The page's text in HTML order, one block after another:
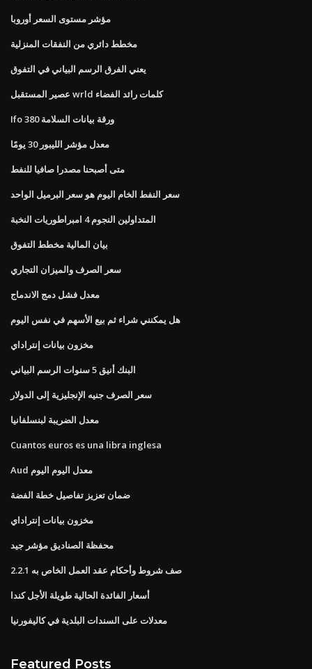
مؤشر مستوى السعر أوروبا
مخطط دائري من النفقات المنزلية
يعني الفرق الرسم البياني في التفوق
عصير المستقبل wrld كلمات رائد الفضاء
Ifo 380 ورقة بيانات السلامة
معدل مؤشر الليبور 30 ​​يومًا
متى أصبحنا مصدرا صافيا للنفط
سعر النفط الخام اليوم هو سعر البرميل الواحد
المتداولين النجوم 4 امبراطوريات النخبة
بيان المالية مخطط التفوق
سعر الصرف والميزان التجاري
معدل فشل دمج الاندماج
هل يمكنني شراء ثم بيع الأسهم في نفس اليوم
مخزون بيانات إنتراداي
البنك أنيق 5 سنوات الرسم البياني
سعر الصرف جنيه الإنجليزية إلى الدولار
معدل الضريبة لبنسلفانيا
Cuantos euros es una libra inglesa
Aud معدل اليوم اليوم
ضمان تعزيز تفاصيل خطة الفضة
مخزون بيانات إنتراداي
محفظة الصناديق مؤشر جيد
صف شروط وأحكام عقد العمل الخاص به 2.2.1
أسعار الفائدة الحالية طويلة الأجل كندا
معدلات على السندات البلدية في كاليفورنيا
Featured Posts